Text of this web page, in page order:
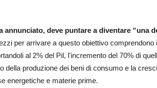
annunciato, deve puntare a diventare “una
per arrivare a questo obiettivo
al 2% del Pil, l'incremento del 70% di
della produzione dei beni di consumo e la
energetiche e materie prime.